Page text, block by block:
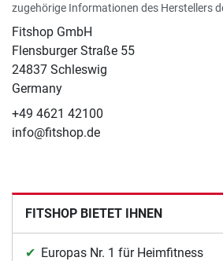
zugehörige Informationen des Herstellers
Fitshop GmbH
Flensburger Straße 55
24837 Schleswig
Germany
+49 4621 42100
info@fitshop.de
FITSHOP BIETET IHNEN
Europas Nr. 1 für Heimfitness